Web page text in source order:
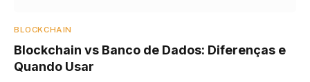
BLOCKCHAIN
Blockchain vs Banco de Dados: Diferenças e
Quando Usar